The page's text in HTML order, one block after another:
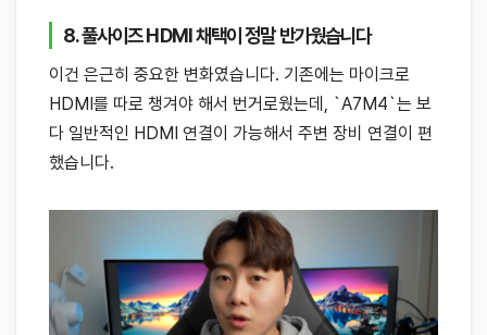
8. 풀사이즈 HDMI 채택이 정말 반가웠습니다
이건 은근히 중요한 변화였습니다. 기존에는 마이크로
HDMI를 따로 챙겨야 해서 번거로웠는데, `A7M4`는 보
다 일반적인 HDMI 연결이 가능해서 주변 장비 연결이 편
했습니다.